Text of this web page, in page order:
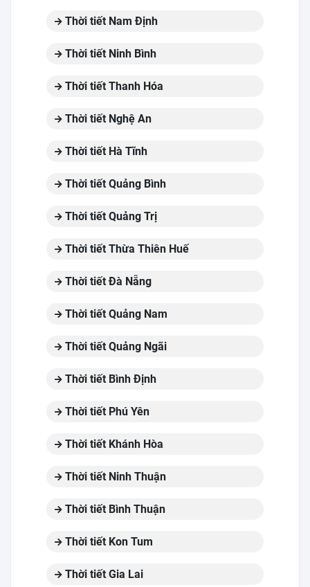
Thời tiết Nam Định
Thời tiết Ninh Bình
Thời tiết Thanh Hóa
Thời tiết Nghệ An
Thời tiết Hà Tĩnh
Thời tiết Quảng Bình
Thời tiết Quảng Trị
Thời tiết Thừa Thiên Huế
Thời tiết Đà Nẵng
Thời tiết Quảng Nam
Thời tiết Quảng Ngãi
Thời tiết Bình Định
Thời tiết Phú Yên
Thời tiết Khánh Hòa
Thời tiết Ninh Thuận
Thời tiết Bình Thuận
Thời tiết Kon Tum
Thời tiết Gia Lai